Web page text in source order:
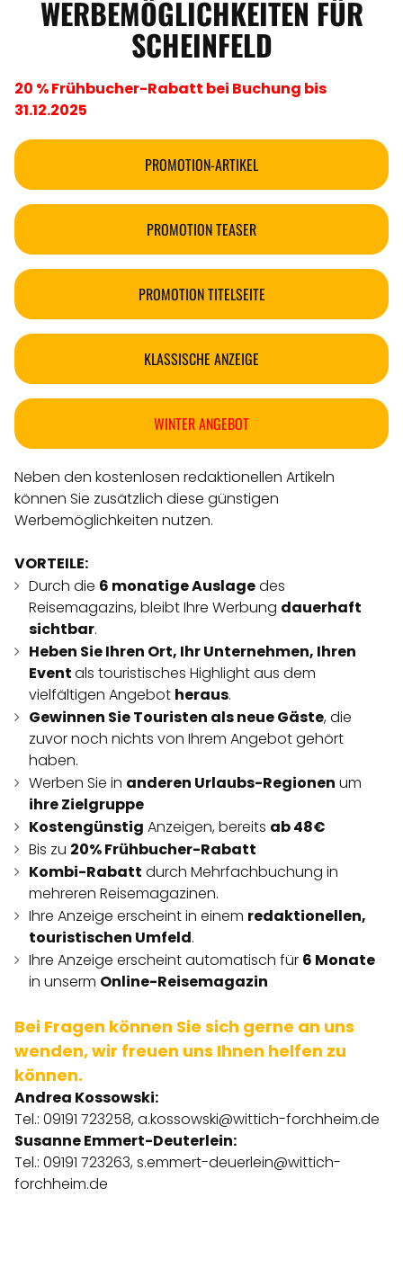
WERBEMÖGLICHKEITEN FÜR
SCHEINFELD
20 % Frühbucher-Rabatt bei Buchung bis
31.12.2025
PROMOTION-ARTIKEL
PROMOTION TEASER
PROMOTION TITELSEITE
KLASSISCHE ANZEIGE
WINTER ANGEBOT
Neben den kostenlosen redaktionellen Artikeln
können Sie zusätzlich diese günstigen
Werbemöglichkeiten nutzen.
VORTEILE:
Durch die 6 monatige Auslagedes
Reisemagazins, bleibt Ihre Werbung dauerhaft
sichtbar.
Heben Sie Ihren Ort, Ihr Unternehmen, Ihren
Eventals touristisches Highlight aus dem
vielfältigen Angebot heraus.
Gewinnen Sie Touristen als neue Gäste, die
zuvor noch nichts von Ihrem Angebot gehört
haben.
Werben Sie in anderen Urlaubs-Regionen um
ihre Zielgruppe
Kostengünstig Anzeigen, bereits ab 48€
Bis zu 20% Frühbucher-Rabatt
Kombi-Rabatt durch Mehrfachbuchung in
mehreren Reisemagazinen.
Ihre Anzeige erscheint in einem redaktionellen,
touristischen Umfeld.
Ihre Anzeige erscheint automatisch für 6 Monate
in unserm Online-Reisemagazin
Bei Fragen können Sie sich gerne an uns
wenden, wir freuen uns Ihnen helfen zu
können.
Andrea Kossowski:
Tel.: 09191 723258,a.kossowski@wittich-forchheim.de
Susanne Emmert-Deuterlein:
Tel.: 09191 723263,s.emmert-deuerlein@wittich-
forchheim.de